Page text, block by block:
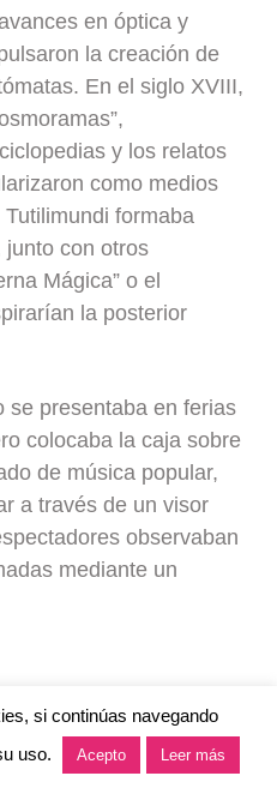
en óptica y
la creación de
En el siglo XVIII,
y los relatos
como medios
formaba
junto con otros
Mágica” o el
la posterior
se presentaba en ferias
colocaba la caja sobre
de música popular,
a través de un visor
observaban
mediante un
0
si continúas navegando
uso.
Acepto Leer más